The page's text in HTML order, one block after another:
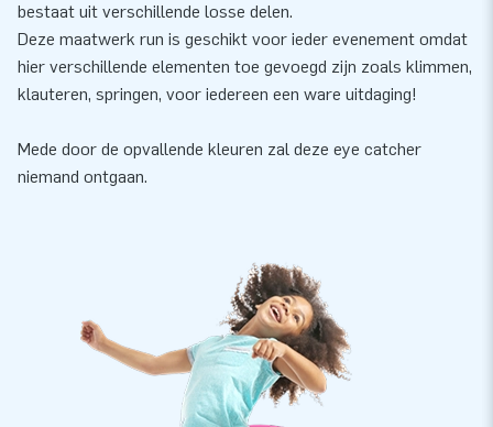
bestaat uit verschillende losse delen.
Deze maatwerk run is geschikt voor ieder evenement omdat
hier verschillende elementen toe gevoegd zijn zoals klimmen,
klauteren, springen, voor iedereen een ware uitdaging!
Mede door de opvallende kleuren zal deze eye catcher
niemand ontgaan.